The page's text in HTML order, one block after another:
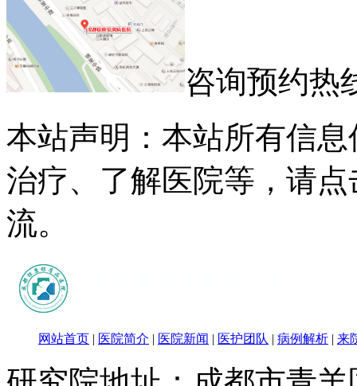
咨询预约热
本站声明：本站所有信
治疗、了解医院等，请
流。
网站首页 | 医院简介 | 医院新闻 | 医护团队 | 病例解析 | 来